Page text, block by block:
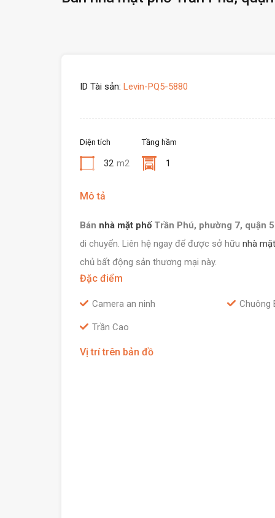
ID Tài sản: Levin-PQ5-5880
Diện tích
32 m2
Tầng hầm
1
Mô tả
Bán nhà mặt phố Trần Phú, phường 7, quận 5
di chuyển. Liên hệ ngay để được sở hữu nhà
chủ bất động sản thương mại này.
Đặc điểm
Camera an ninh Chuông
Trần Cao
Vị trí trên bản đồ